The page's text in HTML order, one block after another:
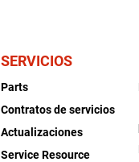
SERVICIOS
Parts
Contratos de servicios
Actualizaciones
Service Resource